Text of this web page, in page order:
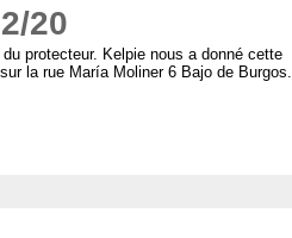
20
protecteur. Kelpie nous a donné cette
la rue María Moliner 6 Bajo de Burgos.